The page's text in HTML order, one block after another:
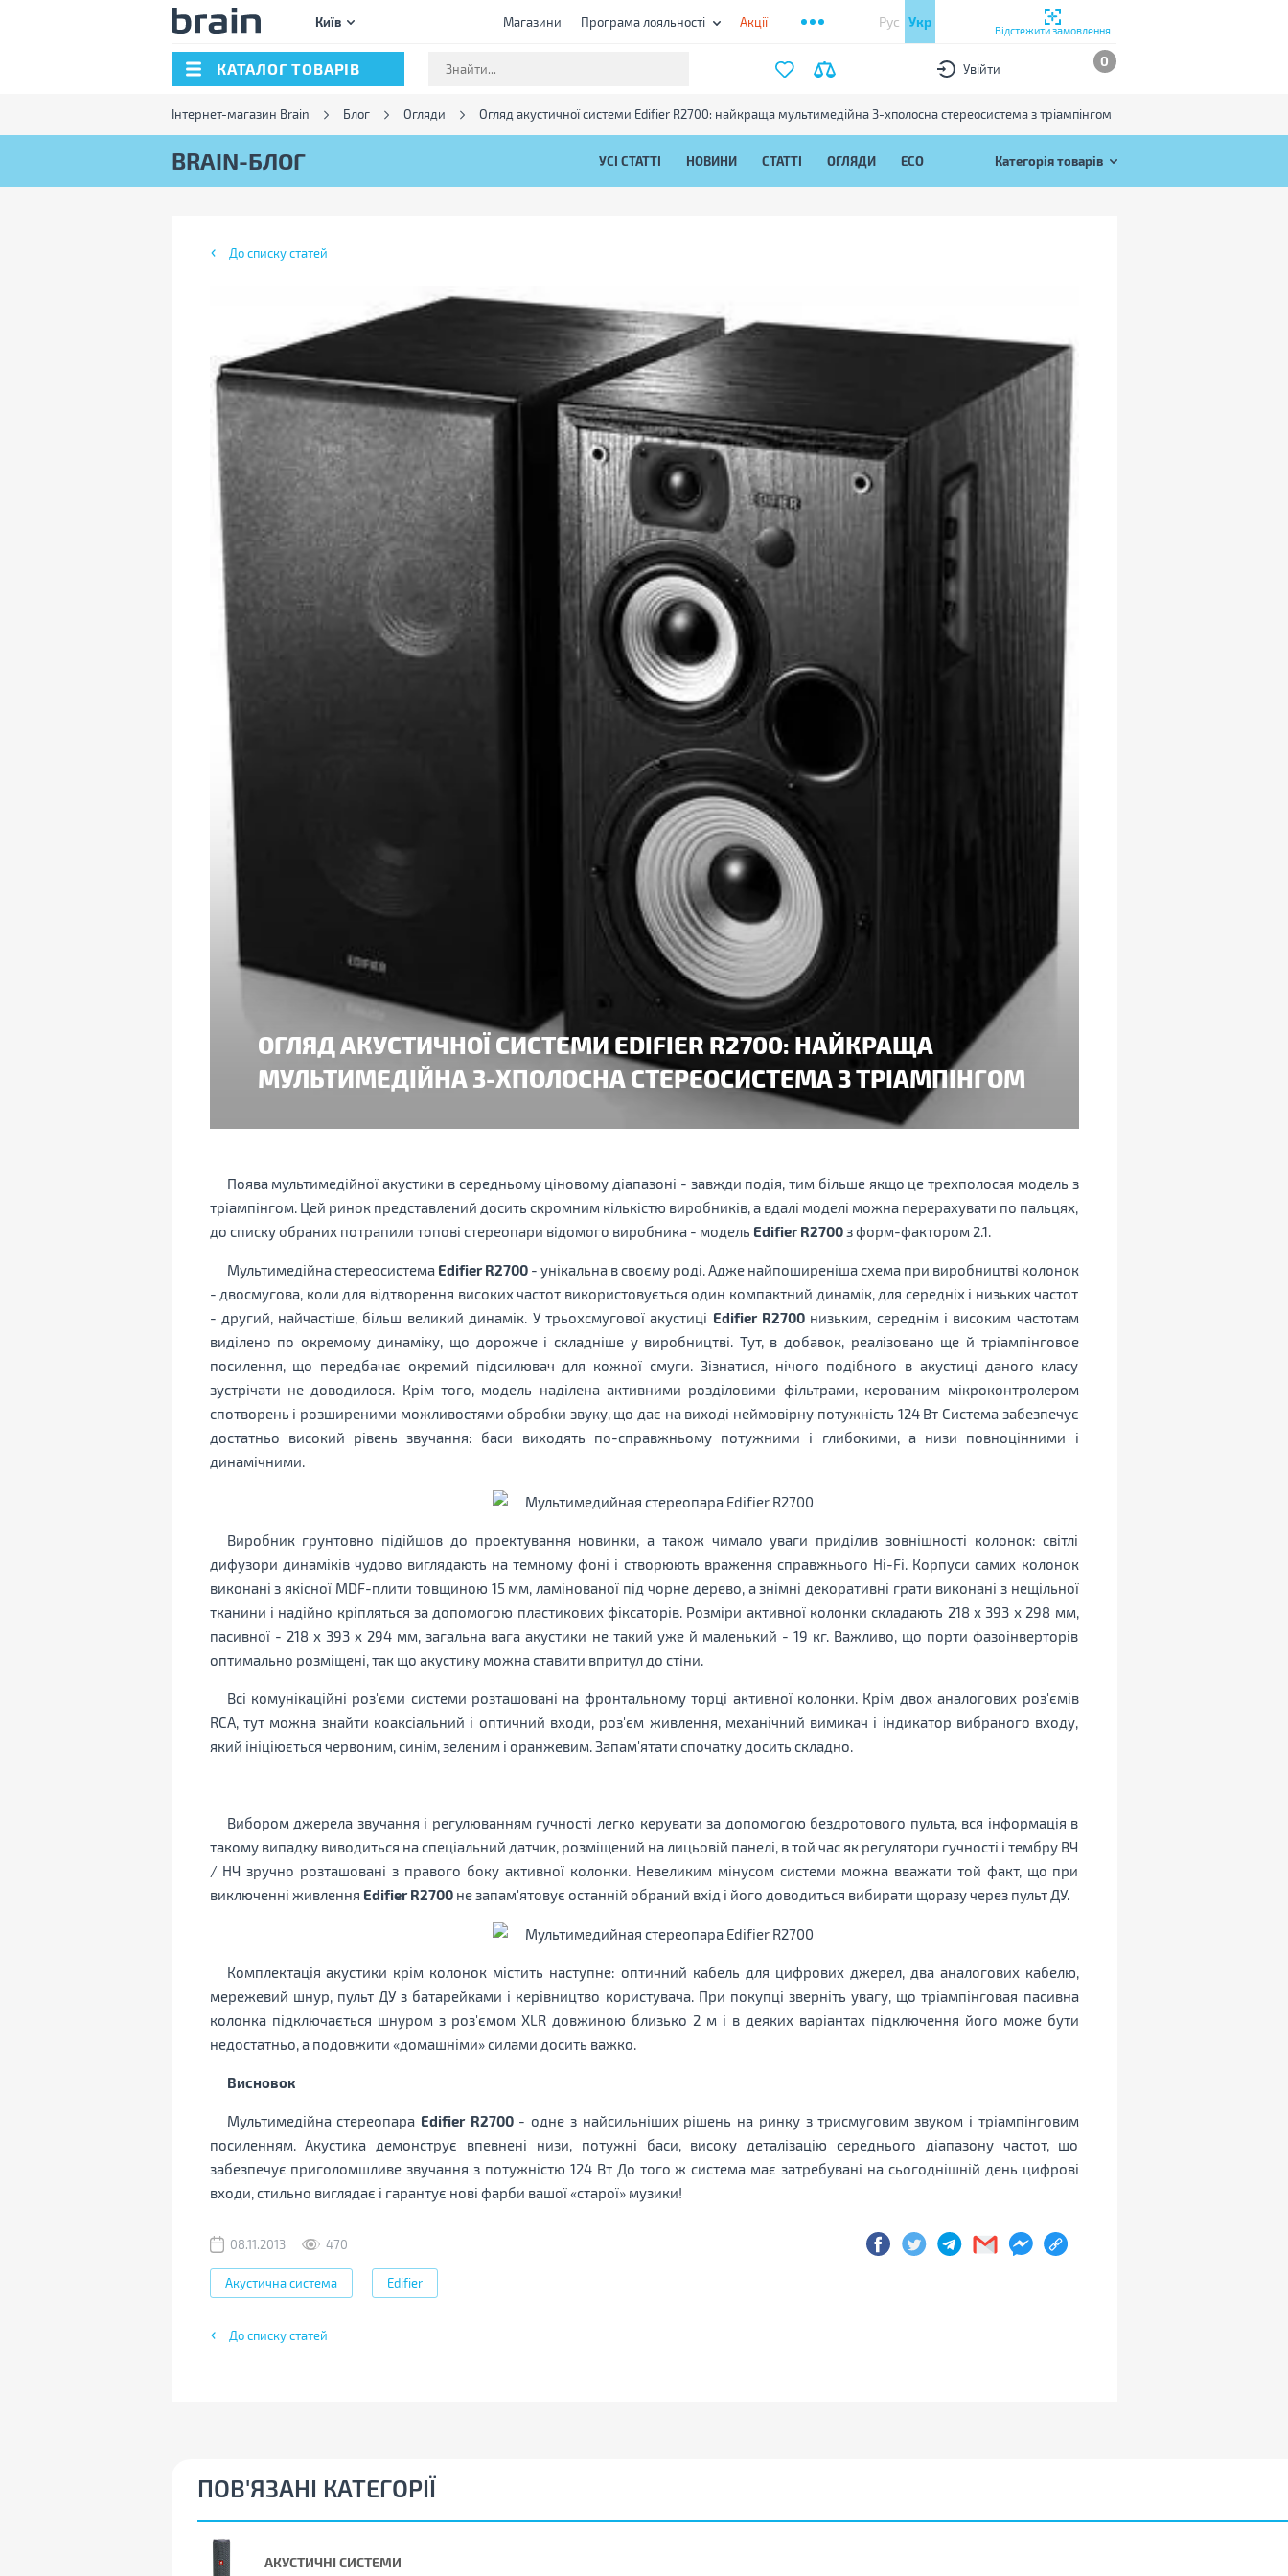
Київ Магазини Програма лояльності Акції Рус Укр
Відстежити замовлення
КАТАЛОГ ТОВАРІВ Увійти 0
Інтернет-магазин Brain Блог Огляди Огляд акустичної системи Edifier R2700: найкраща мультимедійна 3-хполосна стереосистема з тріампінгом
BRAIN-БЛОГ УСІ СТАТТІ НОВИНИ СТАТТІ ОГЛЯДИ ECO Категорія товарів
До списку статей
ОГЛЯД АКУСТИЧНОЇ СИСТЕМИ EDIFIER R2700: НАЙКРАЩА
МУЛЬТИМЕДІЙНА 3-ХПОЛОСНА СТЕРЕОСИСТЕМА З ТРІАМПІНГОМ
Поява мультимедійної акустики в середньому ціновому діапазоні - завжди подія, тим більше якщо це трехполосая модель з
тріампінгом. Цей ринок представлений досить скромним кількістю виробників, а вдалі моделі можна перерахувати по пальцях,
до списку обраних потрапили топові стереопари відомого виробника - модель Edifier R2700з форм-фактором 2.1.
Мультимедійна стереосистема Edifier R2700- унікальна в своєму роді. Адже найпоширеніша схема при виробництві колонок
- двосмугова, коли для відтворення високих частот використовується один компактний динамік, для середніх і низьких частот
- другий, найчастіше, більш великий динамік. У трьохсмугової акустиці Edifier R2700низьким, середнім і високим частотам
виділено по окремому динаміку, що дорожче і складніше у виробництві. Тут, в добавок, реалізовано ще й тріампінговое
посилення, що передбачає окремий підсилювач для кожної смуги. Зізнатися, нічого подібного в акустиці даного класу
зустрічати не доводилося. Крім того, модель наділена активними розділовими фільтрами, керованим мікроконтролером
спотворень і розширеними можливостями обробки звуку, що дає на виході неймовірну потужність 124 Вт Система забезпечує
достатньо високий рівень звучання: баси виходять по-справжньому потужними і глибокими, а низи повноцінними і
динамічними.
Виробник грунтовно підійшов до проектування новинки, а також чимало уваги приділив зовнішності колонок: світлі
дифузори динаміків чудово виглядають на темному фоні і створюють враження справжнього Hi-Fi. Корпуси самих колонок
виконані з якісної MDF-плити товщиною 15 мм, ламінованої під чорне дерево, а знімні декоративні грати виконані з нещільної
тканини і надійно кріпляться за допомогою пластикових фіксаторів. Розміри активної колонки складають 218 х 393 х 298 мм,
пасивної - 218 х 393 х 294 мм, загальна вага акустики не такий уже й маленький - 19 кг. Важливо, що порти фазоінверторів
оптимально розміщені, так що акустику можна ставити впритул до стіни.
Всі комунікаційні роз'єми системи розташовані на фронтальному торці активної колонки. Крім двох аналогових роз'ємів
RCA, тут можна знайти коаксіальний і оптичний входи, роз'єм живлення, механічний вимикач і індикатор вибраного входу,
який ініціюється червоним, синім, зеленим і оранжевим. Запам'ятати спочатку досить складно.
Вибором джерела звучання і регулюванням гучності легко керувати за допомогою бездротового пульта, вся інформація в
такому випадку виводиться на спеціальний датчик, розміщений на лицьовій панелі, в той час як регулятори гучності і тембру ВЧ
/ НЧ зручно розташовані з правого боку активної колонки. Невеликим мінусом системи можна вважати той факт, що при
виключенні живлення Edifier R2700не запам'ятовує останній обраний вхід і його доводиться вибирати щоразу через пульт ДУ.
Комплектація акустики крім колонок містить наступне: оптичний кабель для цифрових джерел, два аналогових кабелю,
мережевий шнур, пульт ДУ з батарейками і керівництво користувача. При покупці зверніть увагу, що тріампінговая пасивна
колонка підключається шнуром з роз'ємом XLR довжиною близько 2 м і в деяких варіантах підключення його може бути
недостатньо, а подовжити «домашніми» силами досить важко.
Висновок
Мультимедійна стереопара Edifier R2700- одне з найсильніших рішень на ринку з трисмуговим звуком і тріампінговим
посиленням. Акустика демонструє впевнені низи, потужні баси, високу деталізацію середнього діапазону частот, що
забезпечує приголомшливе звучання з потужністю 124 Вт До того ж система має затребувані на сьогоднішній день цифрові
входи, стильно виглядає і гарантує нові фарби вашої «старої» музики!
08.11.2013 470
Акустична система Edifier
До списку статей
ПОВ'ЯЗАНІ КАТЕГОРІЇ
АКУСТИЧНІ СИСТЕМИ